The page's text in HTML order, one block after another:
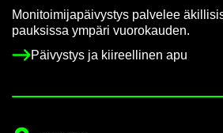
Mo­ni­toi­mi­ja­päi­vys­tys pal­ve­lee
pauk­sis­sa ym­pä­ri vuo­ro­kau­den.
Päi­vys­tys ja kii­reel­li­nen apu